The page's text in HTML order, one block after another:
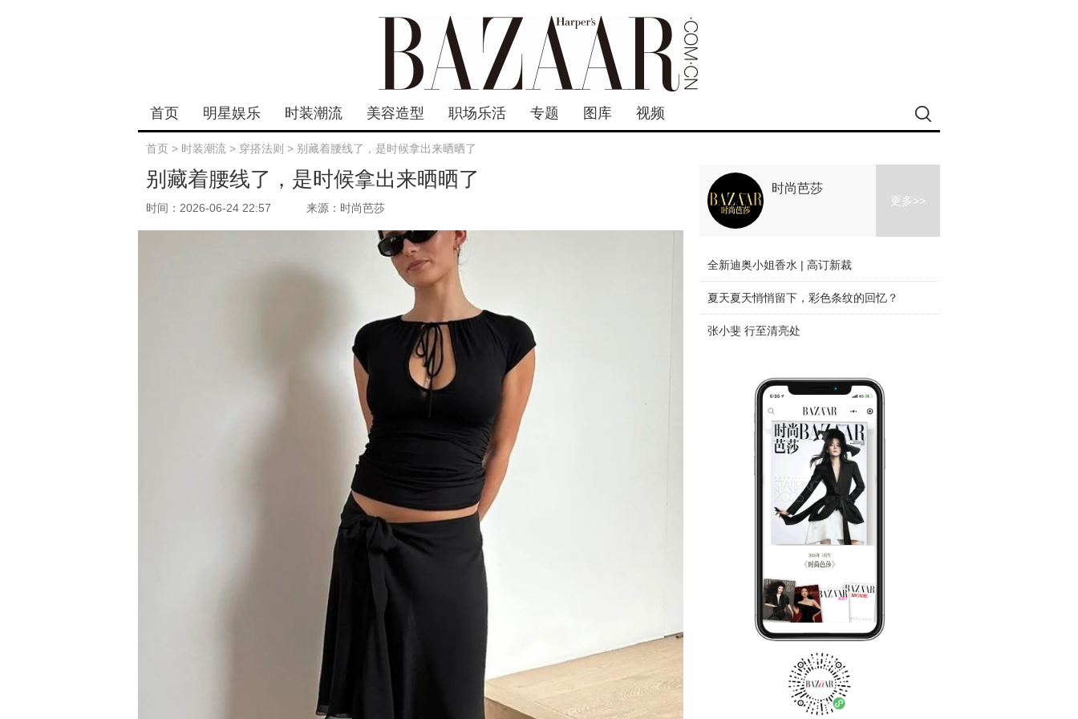
首页 明星娱乐 时装潮流 美容造型 职场乐活 专题 图库 视频
首页 > 时装潮流 > 穿搭法则 > 别藏着腰线了，是时候拿出来晒晒了
别藏着腰线了，是时候拿出来晒晒了
时间：2026-06-24 22:57 来源：时尚芭莎
时尚芭莎
更多>>
全新迪奥小姐香水 | 高订新裁
夏天夏天悄悄留下，彩色条纹的回忆？
张小斐 行至清亮处